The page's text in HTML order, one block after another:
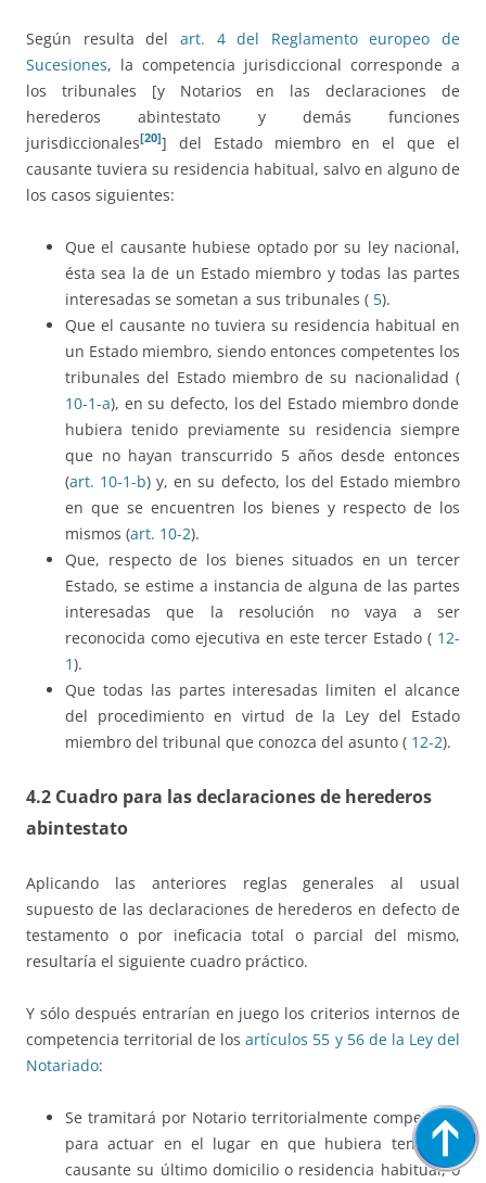
Según resulta del art. 4 del Reglamento europeo de
Sucesiones, la competencia jurisdiccional corresponde a
los tribunales [y Notarios en las declaraciones de
herederos abintestato y demás funciones
jurisdiccionales[20]] del Estado miembro en el que el
causante tuviera su residencia habitual, salvo en alguno de
los casos siguientes:
Que el causante hubiese optado por su ley nacional,
ésta sea la de un Estado miembro y todas las partes
interesadas se sometan a sus tribunales ( 5).
Que el causante no tuviera su residencia habitual en
un Estado miembro, siendo entonces competentes los
tribunales del Estado miembro de su nacionalidad (
10-1-a), en su defecto, los del Estado miembro donde
hubiera tenido previamente su residencia siempre
que no hayan transcurrido 5 años desde entonces
(art. 10-1-b) y, en su defecto, los del Estado miembro
en que se encuentren los bienes y respecto de los
mismos (art. 10-2).
Que, respecto de los bienes situados en un tercer
Estado, se estime a instancia de alguna de las partes
interesadas que la resolución no vaya a ser
reconocida como ejecutiva en este tercer Estado ( 12-
1).
Que todas las partes interesadas limiten el alcance
del procedimiento en virtud de la Ley del Estado
miembro del tribunal que conozca del asunto ( 12-2).
4.2 Cuadro para las declaraciones de herederos
abintestato
Aplicando las anteriores reglas generales al usual
supuesto de las declaraciones de herederos en defecto de
testamento o por ineficacia total o parcial del mismo,
resultaría el siguiente cuadro práctico.
Y sólo después entrarían en juego los criterios internos de
competencia territorial de losartículos 55 y 56 de la Ley del
Notariado:
Se tramitará por Notario territorialmente competente
para actuar en el lugar en que hubiera tenido el
causante su último domicilio o residencia habitual, o